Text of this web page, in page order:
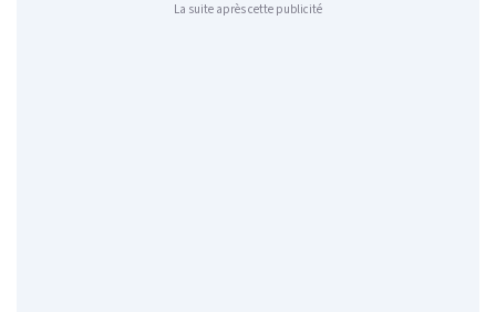
La suite après cette publicité